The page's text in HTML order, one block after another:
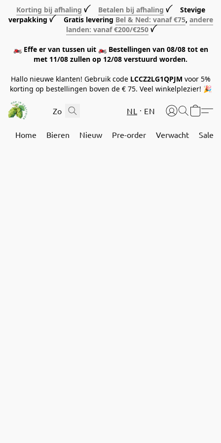
Korting bij afhaling ꪜ Betalen bij afhaling ꪜ Stevige
verpakking ꪜ Gratis levering Bel & Ned: vanaf €75, andere
landen: vanaf €200/€250 ꪜ
🏍️ Effe er van tussen uit 🏍️ Bestellingen van 08/08 tot en
met 11/08 zullen op 12/08 verstuurd worden.
Hallo nieuwe klanten! Gebruik code LCCZ2LG1QPJM voor 5%
korting op bestellingen boven de € 75. Veel winkelplezier! 🎉
NL EN
Home Bieren Nieuw Pre-order Verwacht Sale